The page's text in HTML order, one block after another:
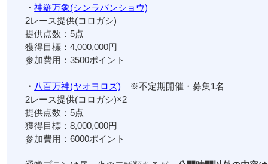
・神羅万象(シンラバンショウ)
2レース提供(コロガシ)
提供点数：5点
獲得目標：4,000,000円
参加費用：3500ポイント
・ 八百万神(ヤオヨロズ) ※不定期開催・募集1名
2レース提供(コロガシ)×2
提供点数：5点
獲得目標：8,000,000円
参加費用：6000ポイント